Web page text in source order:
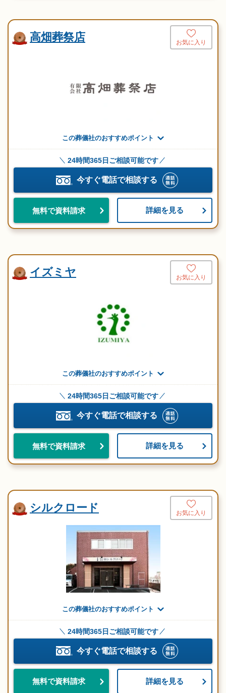
高畑葬祭店 お気に入り
この葬儀社のおすすめポイント
24時間365日ご相談可能です
今すぐ電話で相談する
無料で資料請求 詳細を見る
イズミヤ お気に入り
この葬儀社のおすすめポイント
24時間365日ご相談可能です
今すぐ電話で相談する
無料で資料請求 詳細を見る
シルクロード お気に入り
この葬儀社のおすすめポイント
24時間365日ご相談可能です
今すぐ電話で相談する
無料で資料請求 詳細を見る